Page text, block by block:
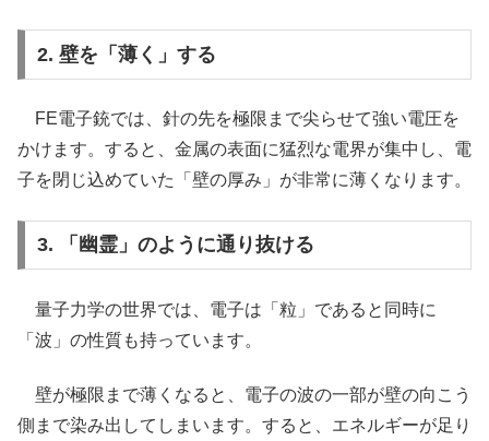
2. 壁を「薄く」する
FE電子銃では、針の先を極限まで尖らせて強い電圧を
かけます。すると、金属の表面に猛烈な電界が集中し、電
子を閉じ込めていた「壁の厚み」が非常に薄くなります。
3. 「幽霊」のように通り抜ける
量子力学の世界では、電子は「粒」であると同時に
「波」の性質も持っています。
壁が極限まで薄くなると、電子の波の一部が壁の向こう
側まで染み出してしまいます。すると、エネルギーが足り